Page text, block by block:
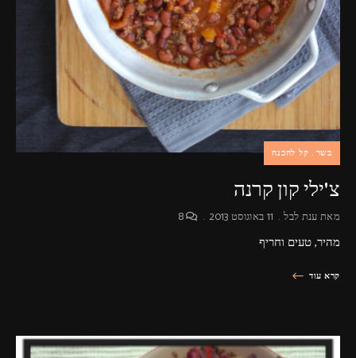
בשר קל להכנה
צ'ילי קון קרנה
מאתענת לבל 11 באוגוסט 2013 8
מהיר, טעים וחריף
קרא עוד